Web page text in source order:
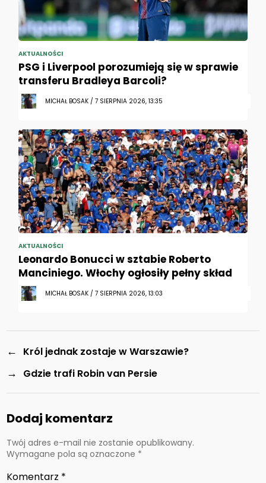
AKTUALNOŚCI
PSG i Liverpool porozumieją się w sprawie
transferu Bradleya Barcoli?
MICHAŁ BOSAK / 7 SIERPNIA 2026, 13:35
AKTUALNOŚCI
Leonardo Bonucci w sztabie Roberto
Manciniego. Włochy ogłosiły pełny skład
MICHAŁ BOSAK / 7 SIERPNIA 2026, 13:03
← Król jednak zostaje w Warszawie?
→ Gdzie trafi Robin van Persie
Dodaj komentarz
Twój adres e-mail nie zostanie opublikowany.
Wymagane pola są oznaczone *
Komentarz *